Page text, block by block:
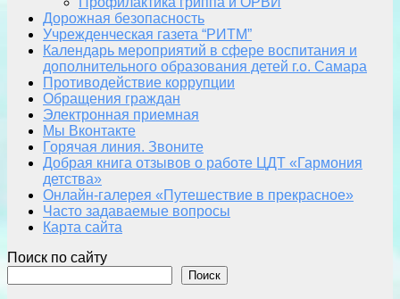
Дорожная безопасность
Учрежденческая газета “РИТМ”
Календарь мероприятий в сфере воспитания и
дополнительного образования детей г.о. Самара
Противодействие коррупции
Обращения граждан
Электронная приемная
Мы Вконтакте
Горячая линия. Звоните
Добрая книга отзывов о работе ЦДТ «Гармония
детства»
Онлайн-галерея «Путешествие в прекрасное»
Часто задаваемые вопросы
Карта сайта
Поиск по сайту
Поиск